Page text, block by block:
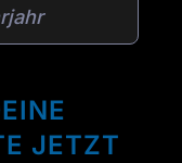
JETZT